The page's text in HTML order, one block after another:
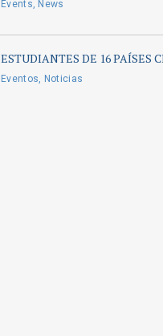
Events, News
ESTUDIANTES DE 16 PAÍSES
Eventos, Noticias